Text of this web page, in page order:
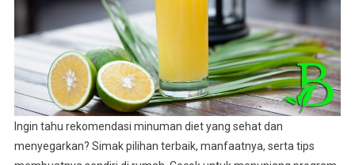
Hidup
Sehat
Ingin tahu rekomendasi minuman diet yang sehat dan
menyegarkan? Simak pilihan terbaik, manfaatnya, serta tips